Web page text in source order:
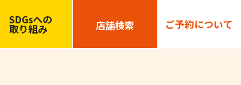
SDGsへの
取り組み 店舗検索 ご予約について